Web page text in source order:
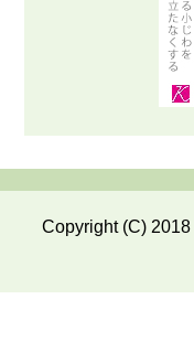
Copyright (C) 2018